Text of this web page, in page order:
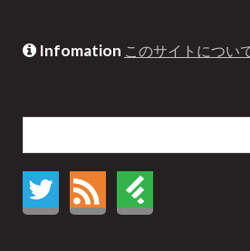
Infomation このサイトについ